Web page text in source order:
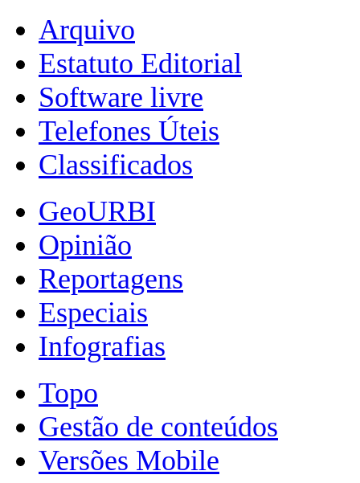
Arquivo
Estatuto Editorial
Software livre
Telefones Úteis
Classificados
GeoURBI
Opinião
Reportagens
Especiais
Infografias
Topo
Gestão de conteúdos
Versões Mobile